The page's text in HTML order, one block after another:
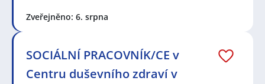
Zveřejněno: 6. srpna
SOCIÁLNÍ PRACOVNÍK/CE v
Centru duševního zdraví v